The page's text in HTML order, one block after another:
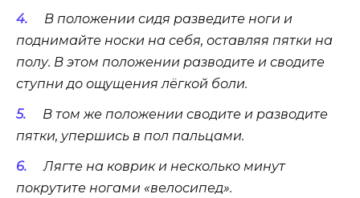
В положении сидя разведите ноги и
поднимайте носки на себя, оставляя пятки на
полу. В этом положении разводите и сводите
ступни до ощущения лёгкой боли.
В том же положении сводите и разводите
пятки, упершись в пол пальцами.
Лягте на коврик и несколько минут
покрутите ногами «велосипед».